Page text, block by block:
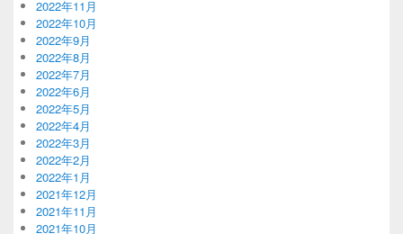
2022年11月
2022年10月
2022年9月
2022年8月
2022年7月
2022年6月
2022年5月
2022年4月
2022年3月
2022年2月
2022年1月
2021年12月
2021年11月
2021年10月